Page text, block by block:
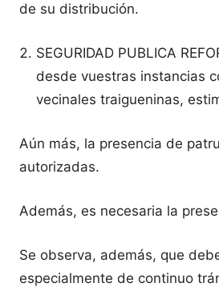
de su distribución.
SEGURIDAD PUBLICA
desde vuestras instancias
vecinales traigueninas,
Aún más, la presencia de
autorizadas.
Además, es necesaria la
Se observa, además, que
especialmente de continuo